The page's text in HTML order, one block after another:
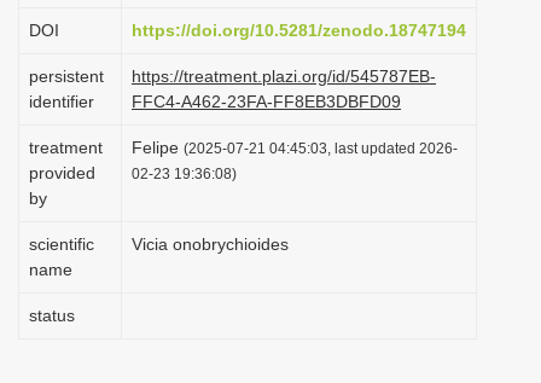
g
t
o
DOI https://doi.org/10.5281/zenodo.18747194
persistent
identifier
https://treatment.plazi.org/id/545787EB-
FFC4-A462-23FA-FF8EB3DBFD09
treatment
provided
by
Felipe (2025-07-21 04:45:03, last updated 2026-
02-23 19:36:08)
scientific
name
Vicia onobrychioides
status